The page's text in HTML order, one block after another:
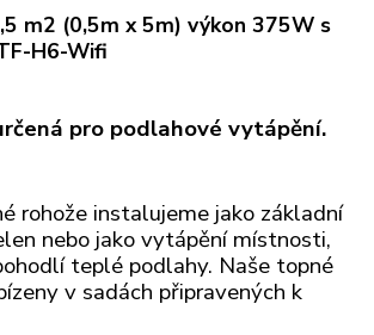
m2 (0,5m x 5m) výkon 375W s
H6-Wifi
pro podlahové vytápění.
rohože instalujeme jako základní
nebo jako vytápění místnosti,
teplé podlahy. Naše topné
v sadách připravených k